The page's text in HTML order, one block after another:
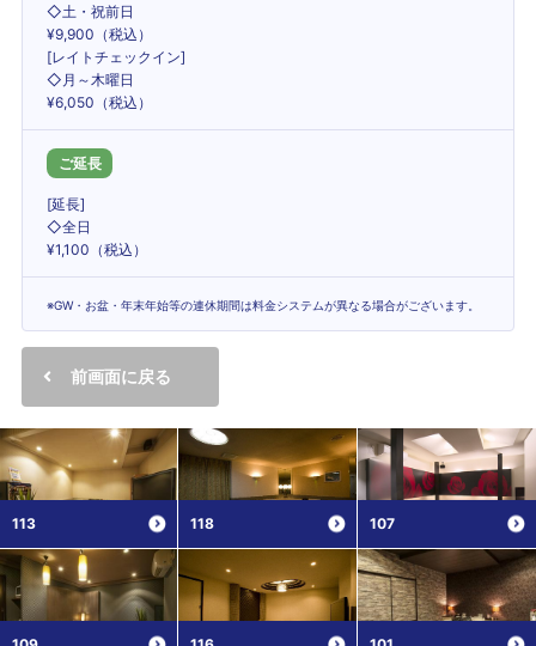
◇土・祝前日
¥9,900（税込）
[レイトチェックイン]
◇月～木曜日
¥6,050（税込）
ご延長
[延長]
◇全日
¥1,100（税込）
※GW・お盆・年末年始等の連休期間は料金システムが異なる場合がございます。
前画面に戻る
113 118 107